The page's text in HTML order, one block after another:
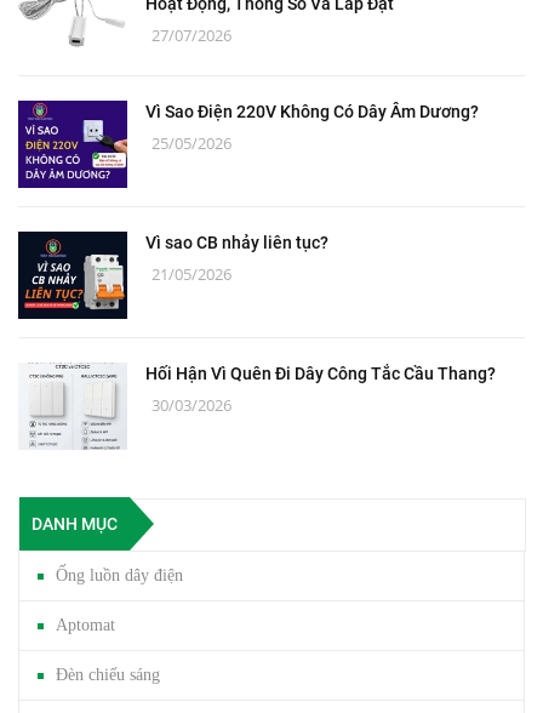
27/07/2026
Vì Sao Điện 220V Không Có Dây Âm Dương?
25/05/2026
Vì sao CB nhảy liên tục?
21/05/2026
Hối Hận Vì Quên Đi Dây Công Tắc Cầu Thang?
30/03/2026
DANH MỤC
Ống luồn dây điện
Aptomat
Đèn chiếu sáng